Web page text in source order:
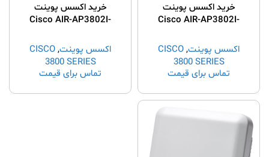
خرید اکسس پوینت
Cisco AIR-AP3802I-
اکسس پوینت,
CISCO
3800 SERIES
تماس برای قیمت
خرید اکسس پوینت
Cisco AIR-AP3802I-
اکسس پوینت,
CISCO
3800 SERIES
تماس برای قیمت